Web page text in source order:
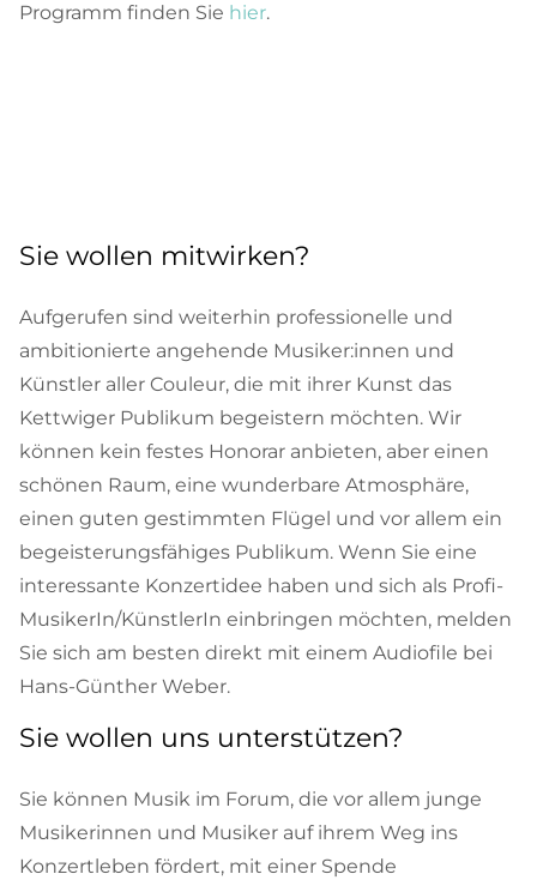
Programm finden Sie hier.
Sie wollen mitwirken?
Aufgerufen sind weiterhin professionelle und
ambitionierte angehende Musiker:innen und
Künstler aller Couleur, die mit ihrer Kunst das
Kettwiger Publikum begeistern möchten. Wir
können kein festes Honorar anbieten, aber einen
schönen Raum, eine wunderbare Atmosphäre,
einen guten gestimmten Flügel und vor allem ein
begeisterungsfähiges Publikum. Wenn Sie eine
interessante Konzertidee haben und sich als Profi-
MusikerIn/KünstlerIn einbringen möchten, melden
Sie sich am besten direkt mit einem Audiofile bei
Hans-Günther Weber.
Sie wollen uns unterstützen?
Sie können Musik im Forum, die vor allem junge
Musikerinnen und Musiker auf ihrem Weg ins
Konzertleben fördert, mit einer Spende